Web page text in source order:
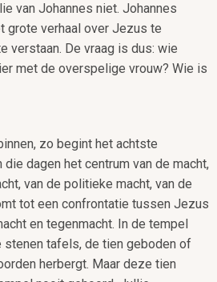
van Johannes niet. Johannes
grote verhaal over Jezus te
verstaan. De vraag is dus: wie
met de overspelige vrouw? Wie is
zo begint het achtste
dagen het centrum van de macht,
van de politieke macht, van de
tot een confrontatie tussen Jezus
en tegenmacht. In de tempel
stenen tafels, de tien geboden of
herbergt. Maar deze tien